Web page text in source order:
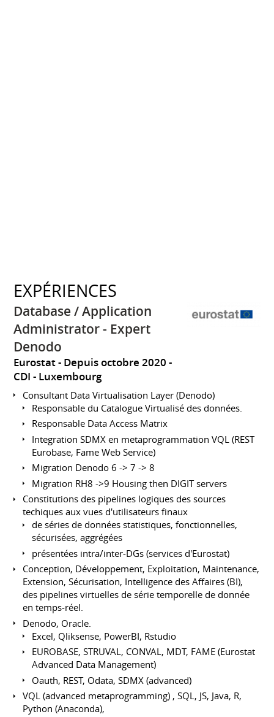
EXPÉRIENCES
Database / Application
Administrator - Expert
Denodo
Eurostat
Depuis octobre 2020
CDI
Luxembourg
Consultant Data Virtualisation Layer (Denodo)
Responsable du Catalogue Virtualisé des données.
Responsable Data Access Matrix
Integration SDMX en metaprogrammation VQL (REST
Eurobase, Fame Web Service)
Migration Denodo 6 -> 7 -> 8
Migration RH8 ->9 Housing then DIGIT servers
Constitutions des pipelines logiques des sources
techiques aux vues d'utilisateurs finaux
de séries de données statistiques, fonctionnelles,
sécurisées, aggrégées
présentées intra/inter-DGs (services d'Eurostat)
Conception, Développement, Exploitation, Maintenance,
Extension, Sécurisation, Intelligence des Affaires (BI),
des pipelines virtuelles de série temporelle de donnée
en temps-réel.
Denodo, Oracle.
Excel, Qliksense, PowerBI, Rstudio
EUROBASE, STRUVAL, CONVAL, MDT, FAME (Eurostat
Advanced Data Management)
Oauth, REST, Odata, SDMX (advanced)
VQL (advanced metaprogramming) , SQL, JS, Java, R,
Python (Anaconda),